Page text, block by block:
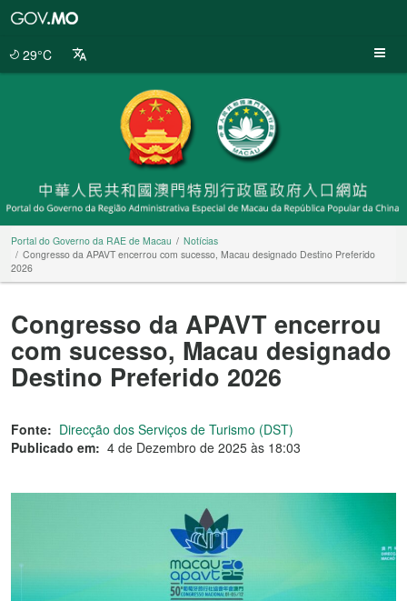
29°C
Portal do Governo da RAE de Macau
Notícias
Congresso da APAVT encerrou com sucesso, Macau designado Destino Preferido
2026
Congresso da APAVT encerrou
com sucesso, Macau designado
Destino Preferido 2026
Fonte: Direcção dos Serviços de Turismo (DST)
Publicado em: 4 de Dezembro de 2025 às 18:03